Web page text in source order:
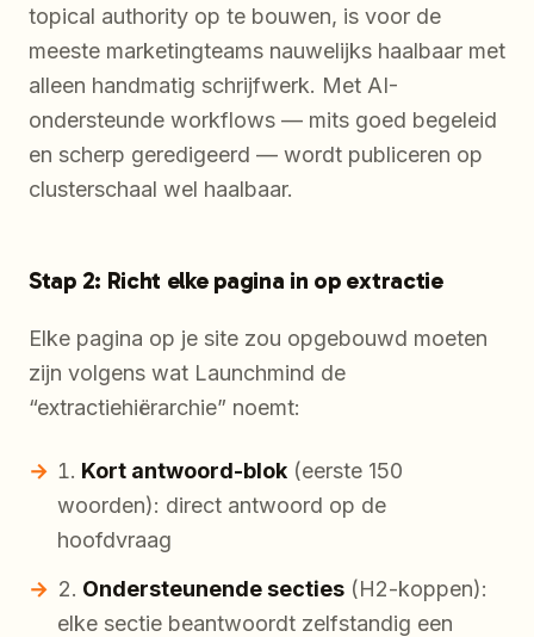
topical authority op te bouwen, is voor de
meeste marketingteams nauwelijks haalbaar met
alleen handmatig schrijfwerk. Met AI-
ondersteunde workflows — mits goed begeleid
en scherp geredigeerd — wordt publiceren op
clusterschaal wel haalbaar.
Stap 2: Richt elke pagina in op extractie
Elke pagina op je site zou opgebouwd moeten
zijn volgens wat Launchmind de
“extractiehiërarchie” noemt:
Kort antwoord-blok (eerste 150
woorden): direct antwoord op de
hoofdvraag
Ondersteunende secties (H2-koppen):
elke sectie beantwoordt zelfstandig een